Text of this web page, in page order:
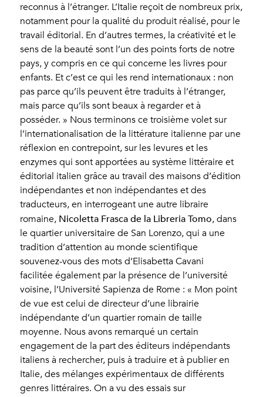
reconnus à l’étranger. L’Italie reçoit de nombreux prix,
notamment pour la qualité du produit réalisé, pour le
travail éditorial. En d’autres termes, la créativité et le
sens de la beauté sont l’un des points forts de notre
pays, y compris en ce qui concerne les livres pour
enfants. Et c’est ce qui les rend internationaux : non
pas parce qu’ils peuvent être traduits à l’étranger,
mais parce qu’ils sont beaux à regarder et à
posséder. » Nous terminons ce troisième volet sur
l’internationalisation de la littérature italienne par une
réflexion en contrepoint, sur les levures et les
enzymes qui sont apportées au système littéraire et
éditorial italien grâce au travail des maisons d’édition
indépendantes et non indépendantes et des
traducteurs, en interrogeant une autre libraire
romaine, Nicoletta Frasca de la Libreria Tomo, dans
le quartier universitaire de San Lorenzo, qui a une
tradition d’attention au monde scientifique
souvenez-vous des mots d’Elisabetta Cavani
facilitée également par la présence de l’université
voisine, l’Université Sapienza de Rome : « Mon point
de vue est celui de directeur d’une librairie
indépendante d’un quartier romain de taille
moyenne. Nous avons remarqué un certain
engagement de la part des éditeurs indépendants
italiens à rechercher, puis à traduire et à publier en
Italie, des mélanges expérimentaux de différents
genres littéraires. On a vu des essais sur